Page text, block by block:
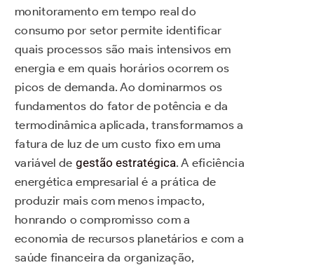
monitoramento em tempo real do
consumo por setor permite identificar
quais processos são mais intensivos em
energia e em quais horários ocorrem os
picos de demanda. Ao dominarmos os
fundamentos do fator de potência e da
termodinâmica aplicada, transformamos a
fatura de luz de um custo fixo em uma
variável de gestão estratégica. A eficiência
energética empresarial é a prática de
produzir mais com menos impacto,
honrando o compromisso com a
economia de recursos planetários e com a
saúde financeira da organização,